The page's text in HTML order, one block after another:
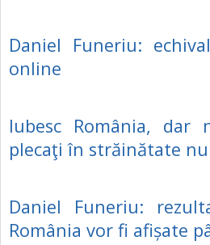
Daniel Funeriu:
online
Iubesc România,
plecaţi în străinătate
Daniel Funeriu:
România vor fi afișate